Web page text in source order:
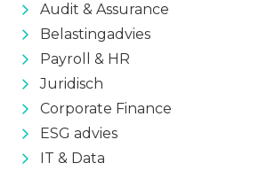
Audit & Assurance
Belastingadvies
Payroll & HR
Juridisch
Corporate Finance
ESG advies
IT & Data